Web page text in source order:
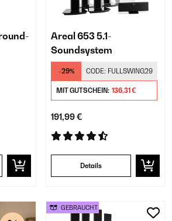
Areal 653 5.1-
Soundsystem
-29% CODE: FULLSWING29
MIT GUTSCHEIN: 136,31 €
191,99 €
Details
GEBRAUCHT